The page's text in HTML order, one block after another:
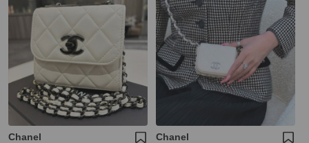
Chanel Chanel